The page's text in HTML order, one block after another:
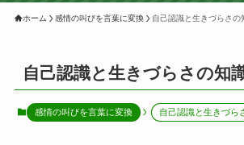
ホーム 感情の叫びを言葉に変換 自己認識と生きづらさの
自己認識と生きづらさの知
感情の叫びを言葉に変換 自己認識と生きづら